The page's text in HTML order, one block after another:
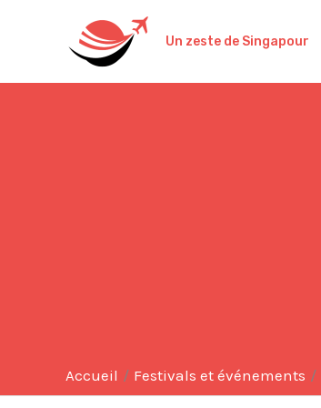
Un zeste de Singapour
Accueil Festivals et événements